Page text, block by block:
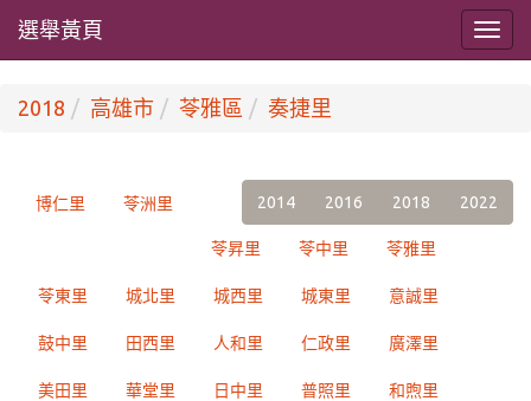
選舉黃頁
2018 高雄市 苓雅區 奏捷里
2014 2016 2018 2022
博仁里 苓洲里
苓昇里 苓中里 苓雅里
苓東里 城北里 城西里 城東里 意誠里
鼓中里 田西里 人和里 仁政里 廣澤里
美田里 華堂里 日中里 普照里 和煦里